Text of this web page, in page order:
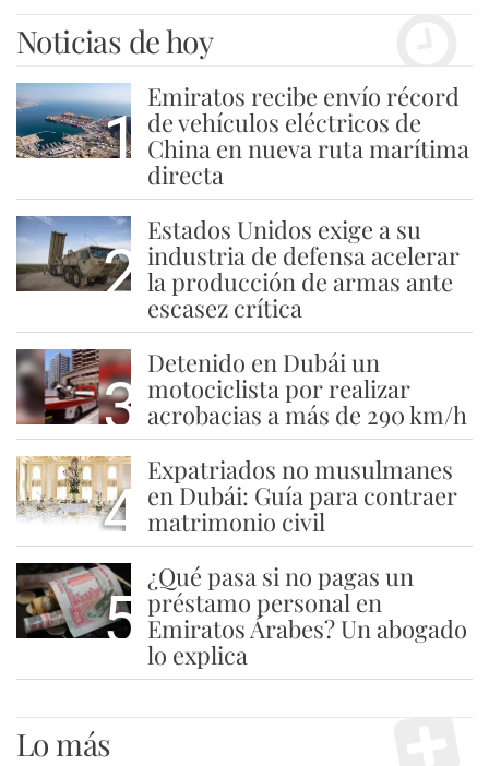
Noticias de hoy
1
Emiratos recibe envío récord
de vehículos eléctricos de
China en nueva ruta marítima
directa
2
Estados Unidos exige a su
industria de defensa acelerar
la producción de armas ante
escasez crítica
3
Detenido en Dubái un
motociclista por realizar
acrobacias a más de 290 km/h
4
Expatriados no musulmanes
en Dubái: Guía para contraer
matrimonio civil
5
¿Qué pasa si no pagas un
préstamo personal en
Emiratos Árabes? Un abogado
lo explica
Lo más